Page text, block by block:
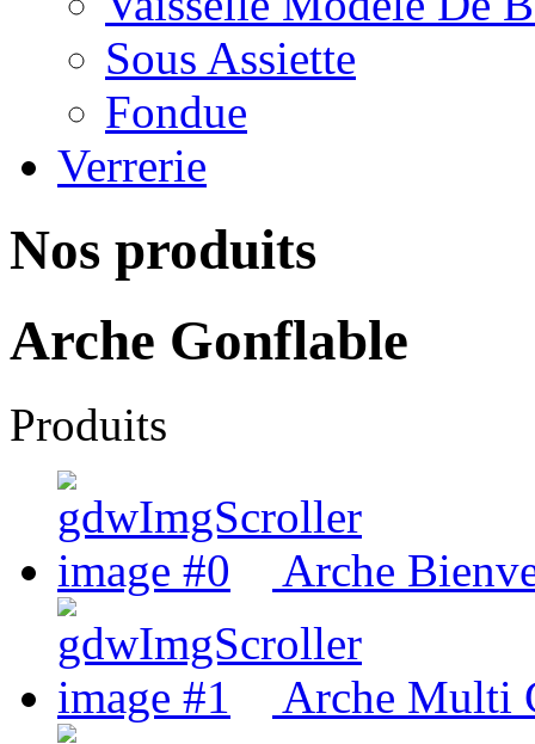
Sous Assiette
Fondue
Verrerie
Nos produits
Arche Gonflable
Produits
Arche
Arche Multi